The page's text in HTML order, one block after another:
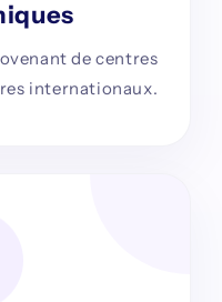
de centres
internationaux.